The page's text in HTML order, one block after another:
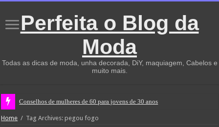
Perfeita o Blog da
Moda
Todas as dicas de moda, unha decorada, DiY, maquiagem, Cabelos e
muito mais.
Conselhos de mulheres de 60 para jovens de 30 anos
Home / Tag Archives: pegou fogo